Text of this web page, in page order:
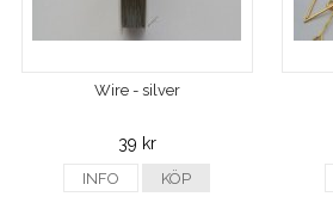
Wire - silver
39 kr
INFO KÖP